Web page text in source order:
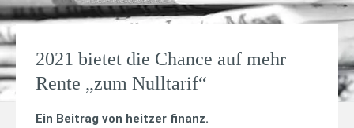
2021 bietet die Chance auf mehr
Rente „zum Nulltarif“
Ein Beitrag von heitzer finanz.